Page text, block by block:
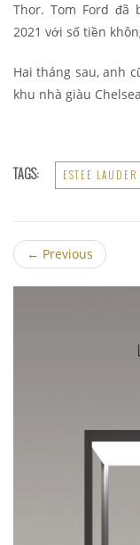
Thor. Tom Ford đã
2021 với số tiền
Hai tháng sau, anh
khu nhà giàu
TAGS: ESTEE LAUDER
← Previous